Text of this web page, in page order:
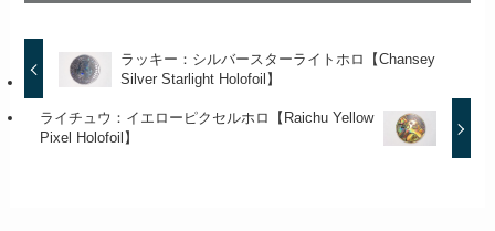
ラッキー：シルバースターライトホロ【Chansey
Silver Starlight Holofoil】
ライチュウ：イエローピクセルホロ【Raichu Yellow
Pixel Holofoil】